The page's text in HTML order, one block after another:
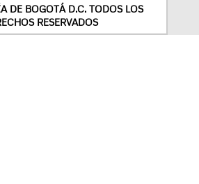
DE BOGOTÁ D.C. TODOS LOS
RESERVADOS